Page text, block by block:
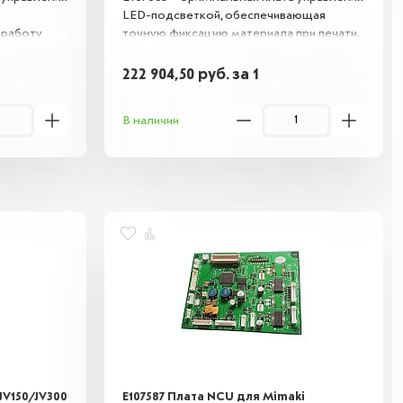
LED-подсветкой, обеспечивающая
точную фиксацию материала при печати.
строя компонентов, восстанавливая
222 904,50 руб.за 1
В наличии
JV300
E107587 Плата NCU для Mimaki